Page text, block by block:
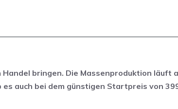
bringen. Die Massenproduktion läuft
auch bei dem günstigen Startpreis von